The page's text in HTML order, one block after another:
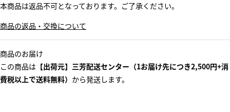
本商品は返品不可となっております。ご了承ください。
商品の返品・交換について
商品のお届け
この商品は 【出荷元】三芳配送センター（1お届け先につき2,500円+消
費税以上で送料無料） から発送します。